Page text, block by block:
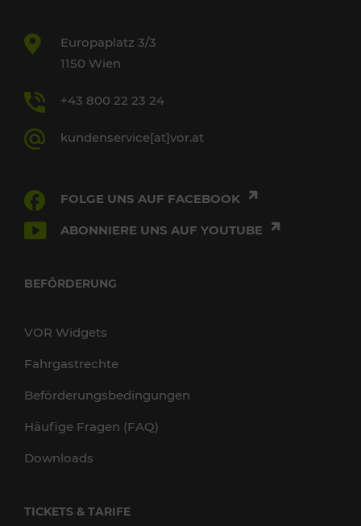
Europaplatz 3/3
1150 Wien
+43 800 22 23 24
kundenservice[at]vor.at
FOLGE UNS AUF FACEBOOK
ABONNIERE UNS AUF YOUTUBE
BEFÖRDERUNG
VOR Widgets
Fahrgastrechte
Beförderungsbedingungen
Häufige Fragen (FAQ)
Downloads
TICKETS & TARIFE